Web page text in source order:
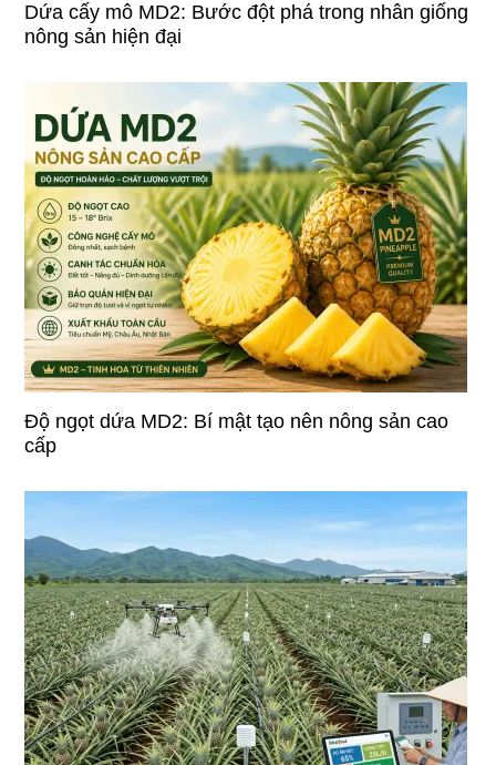
Dứa cấy mô MD2: Bước đột phá trong nhân giống
nông sản hiện đại
Độ ngọt dứa MD2: Bí mật tạo nên nông sản cao
cấp